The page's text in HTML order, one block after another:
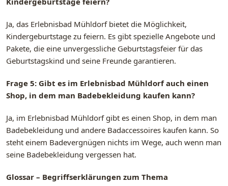
Ja, das Erlebnisbad Mühldorf bietet die Möglichkeit,
Kindergeburtstage zu feiern. Es gibt spezielle Angebote und
Pakete, die eine unvergessliche Geburtstagsfeier für das
Geburtstagskind und seine Freunde garantieren.
Frage 5: Gibt es im Erlebnisbad Mühldorf auch einen
Shop, in dem man Badebekleidung kaufen kann?
Ja, im Erlebnisbad Mühldorf gibt es einen Shop, in dem man
Badebekleidung und andere Badaccessoires kaufen kann. So
steht einem Badevergnügen nichts im Wege, auch wenn man
seine Badebekleidung vergessen hat.
Glossar – Begriffserklärungen zum Thema